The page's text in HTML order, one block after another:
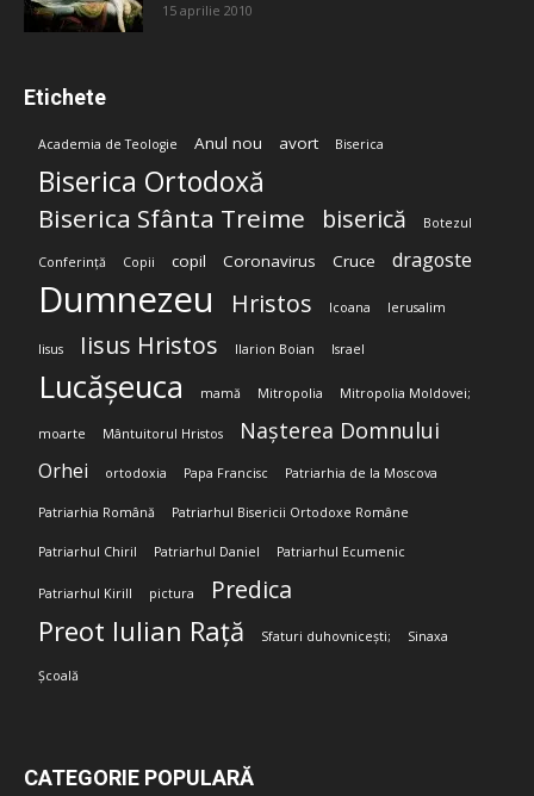
15 aprilie 2010
Etichete
Academia de Teologie Anul nou avort Biserica
Biserica Ortodoxă
Biserica Sfânta Treime biserică Botezul
Conferință Copii copil Coronavirus Cruce dragoste
Dumnezeu Hristos Icoana Ierusalim
Iisus Iisus Hristos Ilarion Boian Israel
Lucășeuca mamă Mitropolia Mitropolia Moldovei;
moarte Mântuitorul Hristos Nașterea Domnului
Orhei ortodoxia Papa Francisc Patriarhia de la Moscova
Patriarhia Română Patriarhul Bisericii Ortodoxe Române
Patriarhul Chiril Patriarhul Daniel Patriarhul Ecumenic
Patriarhul Kirill pictura Predica
Preot Iulian Rață Sfaturi duhovnicești; Sinaxa
Școală
CATEGORIE POPULARĂ